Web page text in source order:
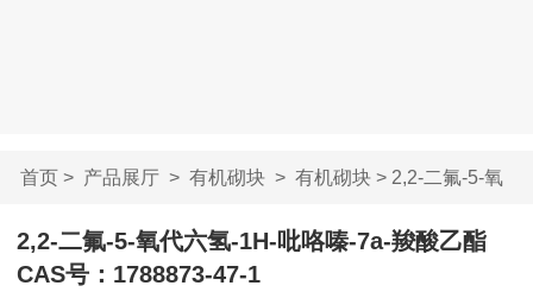
首页> 产品展厅> 有机砌块> 有机砌块> 2,2-二氟-5-氧
代六氢-1H-吡咯...
2,2-二氟-5-氧代六氢-1H-吡咯嗪-7a-羧酸乙酯
CAS号：1788873-47-1